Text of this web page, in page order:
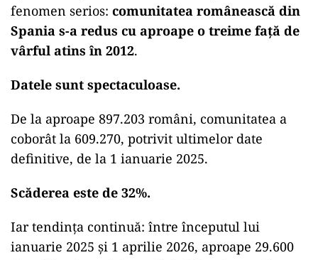
fenomen serios: comunitatea românească din
Spania s-a redus cu aproape o treime față de
vârful atins în 2012.
Datele sunt spectaculoase.
De la aproape 897.203 români, comunitatea a
coborât la 609.270, potrivit ultimelor date
definitive, de la 1 ianuarie 2025.
Scăderea este de 32%.
Iar tendința continuă: între începutul lui
ianuarie 2025 și 1 aprilie 2026, aproape 29.600